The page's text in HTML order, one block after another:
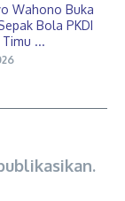
Wahono Buka
Bola PKDI
Timu ...